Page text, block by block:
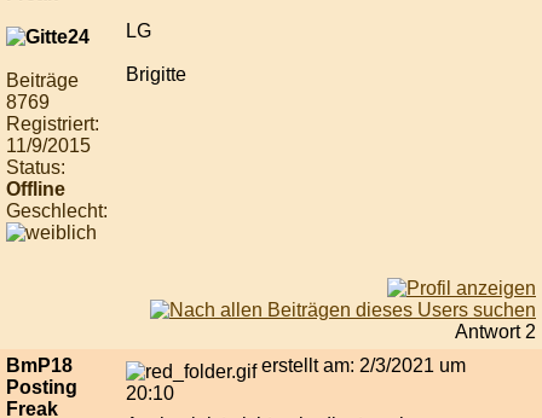
Beiträge
8769
Registriert:
11/9/2015
Status:
Offline
Geschlecht:
LG
Brigitte
Antwort 2
BmP18
Posting
Freak
erstellt am: 2/3/2021 um
20:10